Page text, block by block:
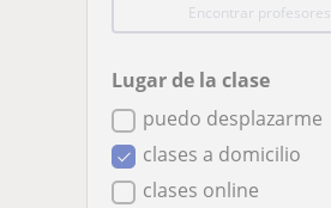
Encontrar profesores
Lugar de la clase
puedo desplazarme
clases a domicilio
clases online